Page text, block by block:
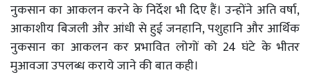
नुकसान का आकलन करने के निर्देश भी दिए हैं। उन्होंने अति वर्षा,
आकाशीय बिजली और आंधी से हुई जनहानि, पशुहानि और आर्थिक
नुकसान का आकलन कर प्रभावित लोगों को 24 घंटे के भीतर
मुआवजा उपलब्ध कराये जाने की बात कही।